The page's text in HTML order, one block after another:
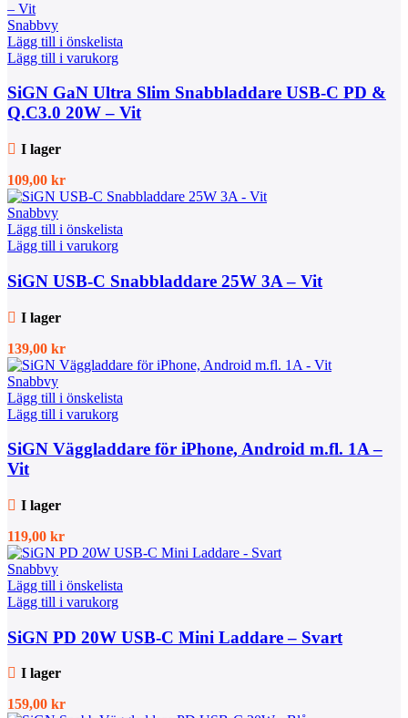
Snabbvy
Lägg till i önskelista
Lägg till i varukorg
SiGN GaN Ultra Slim Snabbladdare USB-C PD &
Q.C3.0 20W – Vit
I lager
109,00 kr
Snabbvy
Lägg till i önskelista
Lägg till i varukorg
SiGN USB-C Snabbladdare 25W 3A – Vit
I lager
139,00 kr
Snabbvy
Lägg till i önskelista
Lägg till i varukorg
SiGN Väggladdare för iPhone, Android m.fl. 1A –
Vit
I lager
119,00 kr
Snabbvy
Lägg till i önskelista
Lägg till i varukorg
SiGN PD 20W USB-C Mini Laddare – Svart
I lager
159,00 kr